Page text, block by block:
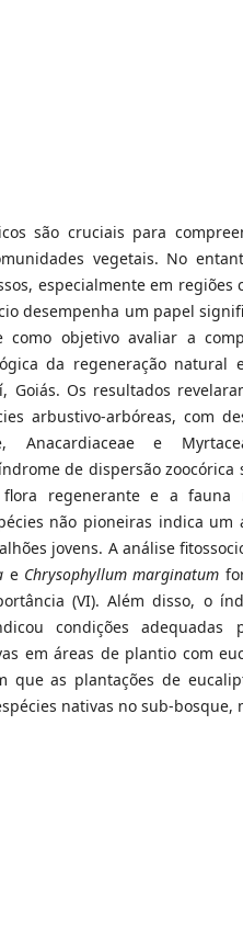
são cruciais para
vegetais. No
especialmente em regiões
desempenha um papel
como objetivo avaliar a
da regeneração natural
Goiás. Os resultados
arbustivo-arbóreas, com
Anacardiaceae e
de dispersão zoocórica
regenerante e a fauna
não pioneiras indica um
jovens. A análise
e Chrysophyllum marginatum
(VI). Além disso, o
condições adequadas
em áreas de plantio com
que as plantações de
nativas no sub-bosque,